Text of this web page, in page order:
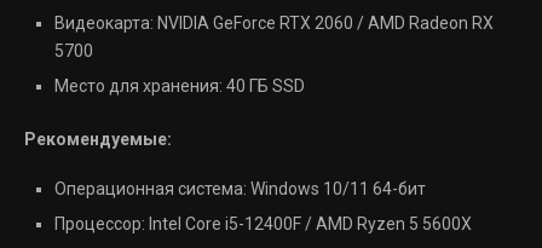
Видеокарта: NVIDIA GeForce RTX 2060 / AMD Radeon RX
5700
Место для хранения: 40 ГБ SSD
Рекомендуемые:
Операционная система: Windows 10/11 64-бит
Процессор: Intel Core i5-12400F / AMD Ryzen 5 5600X